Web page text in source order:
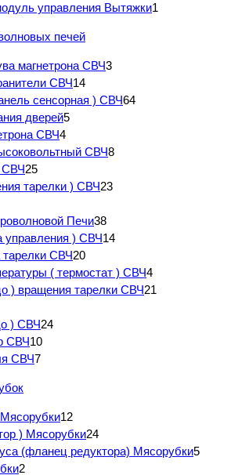
управления Вытяжки1
печей
магнетрона СВЧ3
СВЧ14
сенсорная ) СВЧ64
дверей5
СВЧ4
СВЧ8
СВЧ25
тарелки ) СВЧ23
Печи38
управления ) СВЧ14
СВЧ20
( термостат ) СВЧ4
) вращения тарелки СВЧ21
) СВЧ24
СВЧ10
СВЧ7
12
) Мясорубки24
(фланец редуктора) Мясорубки5
2